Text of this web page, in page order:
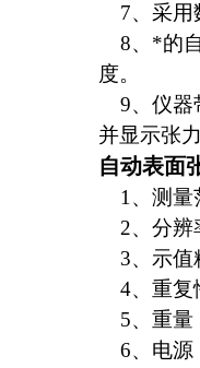
7、 采用
8、*的自
度。
9、 仪器
并显示张
自动表面
1、测量
2、分辨
3、示值
4、重复
5、重量
6、电源